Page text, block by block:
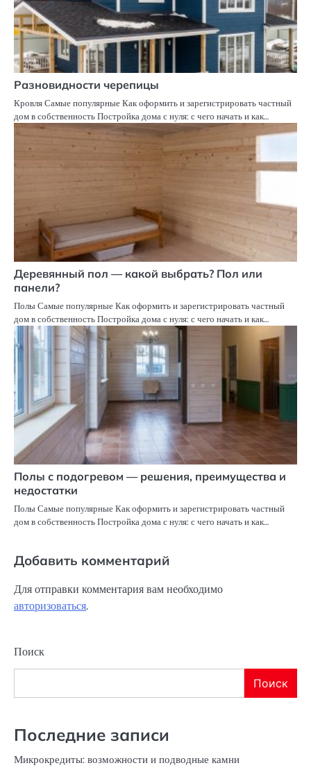
Разновидности черепицы
Кровля Самые популярные Как оформить и зарегистрировать частный
дом в собственность Постройка дома с нуля: с чего начать и как…
Деревянный пол — какой выбрать? Пол или
панели?
Полы Самые популярные Как оформить и зарегистрировать частный
дом в собственность Постройка дома с нуля: с чего начать и как…
Полы с подогревом — решения, преимущества и
недостатки
Полы Самые популярные Как оформить и зарегистрировать частный
дом в собственность Постройка дома с нуля: с чего начать и как…
Добавить комментарий
Для отправки комментария вам необходимо
авторизоваться.
Поиск
Поиск
Последние записи
Микрокредиты: возможности и подводные камни